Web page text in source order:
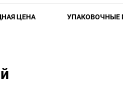
ЦЕНА УПАКОВОЧНЫЕ